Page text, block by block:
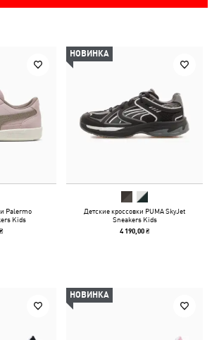
Palermo
Kids
НОВИНКА
Детские кроссовки PUMA SkyJet
Sneakers Kids
4 190,00 ₴
НОВИНКА